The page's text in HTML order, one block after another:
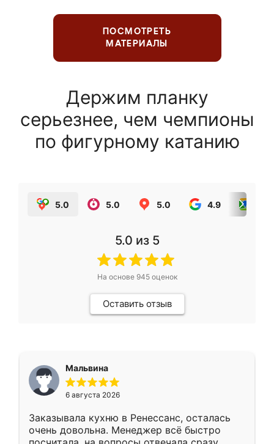
ПОСМОТРЕТЬ
МАТЕРИАЛЫ
Держим планку
серьезнее, чем чемпионы
по фигурному катанию
5.0 5.0 5.0 4.9
5.0 из 5
На основе 945оценок
Оставить отзыв
Мальвина
6 августа 2026
Заказывала кухню в Ренессанс, осталась
очень довольна. Менеджер всё быстро